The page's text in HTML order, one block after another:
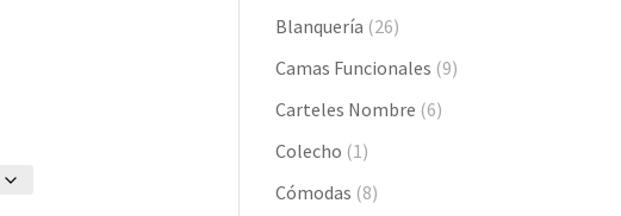
Blanquería (26)
Camas Funcionales (9)
Carteles Nombre (6)
Colecho (1)
Cómodas (8)